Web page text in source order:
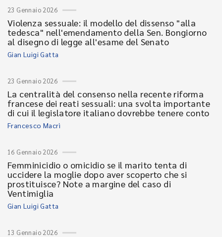
23 Gennaio 2026
Violenza sessuale: il modello del dissenso "alla
tedesca" nell'emendamento della Sen. Bongiorno
al disegno di legge all'esame del Senato
Gian Luigi Gatta
23 Gennaio 2026
La centralità del consenso nella recente riforma
francese dei reati sessuali: una svolta importante
di cui il legislatore italiano dovrebbe tenere conto
Francesco Macrì
16 Gennaio 2026
Femminicidio o omicidio se il marito tenta di
uccidere la moglie dopo aver scoperto che si
prostituisce? Note a margine del caso di
Ventimiglia
Gian Luigi Gatta
13 Gennaio 2026